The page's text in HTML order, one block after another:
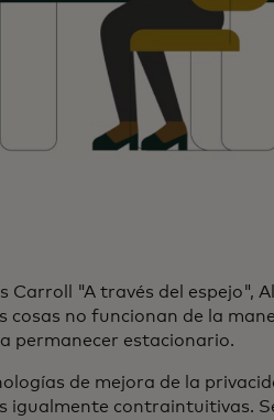
Carroll "A través del espejo",
cosas no funcionan de la
permanecer estacionario.
de mejora de la
igualmente contraintuitivas.